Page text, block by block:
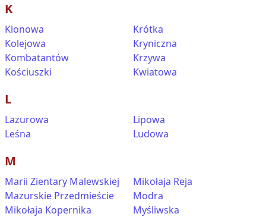
K
Klonowa
Kolejowa
Kombatantów
Kościuszki
Krótka
Kryniczna
Krzywa
Kwiatowa
L
Lazurowa
Leśna
Lipowa
Ludowa
M
Marii Zientary Malewskiej
Mazurskie Przedmieście
Mikołaja Kopernika
Mikołaja Reja
Modra
Myśliwska